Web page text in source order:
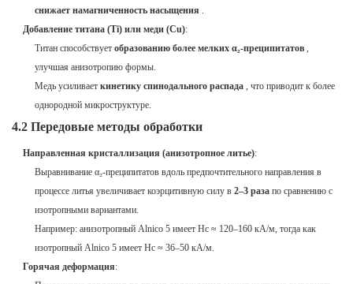
снижает намагниченность насыщения .
Добавление титана (Ti) или меди (Cu):
Титан способствует образованию более мелких α₂-преципитатов,
улучшая анизотропию формы.
Медь усиливает кинетику спинодального распада, что приводит к более
однородной микроструктуре.
4.2 Передовые методы обработки
Направленная кристаллизация (анизотропное литье):
Выравнивание α₂-преципитатов вдоль предпочтительного направления в
процессе литья увеличивает коэрцитивную силу в 2–3 разапо сравнению с
изотропными вариантами.
Например: анизотропный Alnico 5 имеет Hc ≈ 120–160 кА/м, тогда как
изотропный Alnico 5 имеет Hc ≈ 36–50 кА/м.
Горячая деформация: